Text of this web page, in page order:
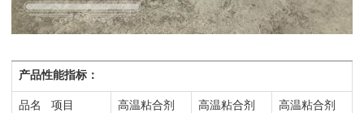
产品性能指标：
品名 项目 高温粘合剂 高温粘合剂 高温粘合剂